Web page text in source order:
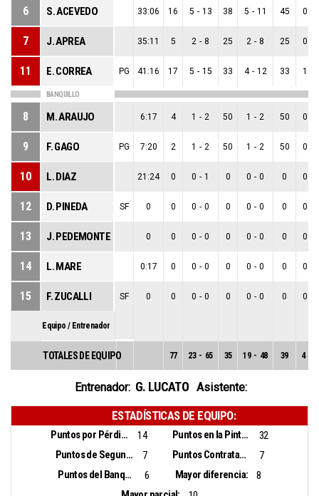
6 S. ACEVEDO 33:06 16 5 - 13 38 5 - 11 45 0
7 J. APREA 35:11 5 2 - 8 25 2 - 8 25 0
11 E. CORREA PG 41:16 17 5 - 15 33 4 - 12 33 1
BANQUILLO
8 M. ARAUJO 6:17 4 1 - 2 50 1 - 2 50 0
9 F. GAGO PG 7:20 2 1 - 2 50 1 - 2 50 0
10 L. DIAZ 21:24 0 0 - 1 0 0 - 0 0 0
12 D. PINEDA SF 0 0 0 - 0 0 0 - 0 0 0
13 J. PEDEMONTE 0 0 0 - 0 0 0 - 0 0 0
14 L. MARE 0:17 0 0 - 0 0 0 - 0 0 0
15 F. ZUCALLI SF 0 0 0 - 0 0 0 - 0 0 0
Equipo / Entrenador
TOTALES DE EQUIPO 77 23 - 65 35 19 - 48 39 4
Entrenador: G. LUCATO Asistente:
ESTADÍSTICAS DE EQUIPO:
Puntos por Pérdidas: 14 Puntos en la Pintura:
32
Puntos de Segunda Oportunidad:
7 Puntos Contrataque:
7
Puntos del Banquillo:
6 Mayor diferencia:
8